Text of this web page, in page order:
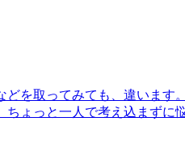
を取ってみても、違います
ちょっと一人で考え込まずに